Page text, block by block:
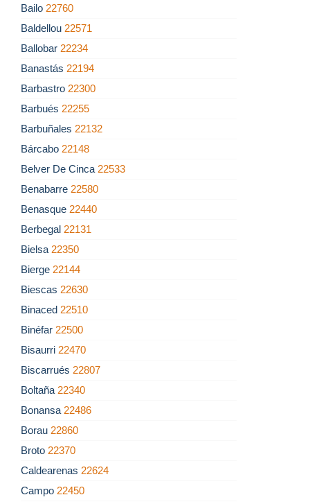
Bailo 22760
Baldellou 22571
Ballobar 22234
Banastás 22194
Barbastro 22300
Barbués 22255
Barbuñales 22132
Bárcabo 22148
Belver De Cinca 22533
Benabarre 22580
Benasque 22440
Berbegal 22131
Bielsa 22350
Bierge 22144
Biescas 22630
Binaced 22510
Binéfar 22500
Bisaurri 22470
Biscarrués 22807
Boltaña 22340
Bonansa 22486
Borau 22860
Broto 22370
Caldearenas 22624
Campo 22450